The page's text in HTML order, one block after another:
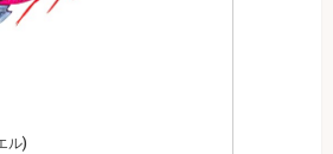
ル)